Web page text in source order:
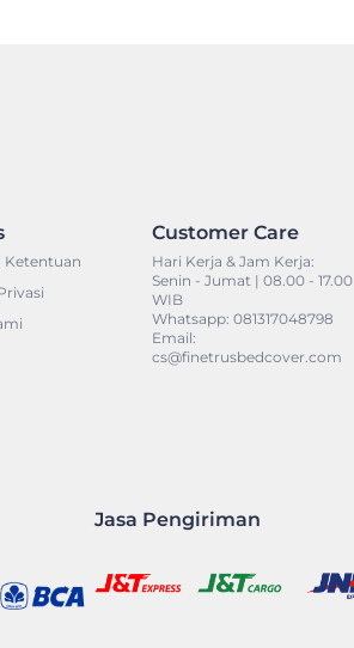
Ketentuan
Customer Care
Hari Kerja & Jam Kerja:
Senin - Jumat | 08.00 - 17.00
WIB
Whatsapp: 081317048798
Email:
cs@finetrusbedcover.com
Jasa Pengiriman